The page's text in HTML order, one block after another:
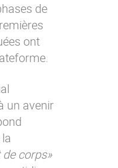
de
ont
un avenir
de corps»